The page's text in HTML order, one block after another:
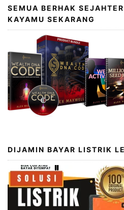
SEMUA BERHAK
KAYAMU SEKARANG
DIJAMIN BAYAR LISTRIK